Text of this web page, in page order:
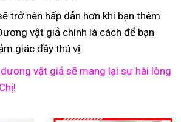
trở nên hấp dẫn hơn khi bạn thêm
vật giả chính là cách để bạn
giác đầy thú vị.
vật giả sẽ mang lại sự hài lòng